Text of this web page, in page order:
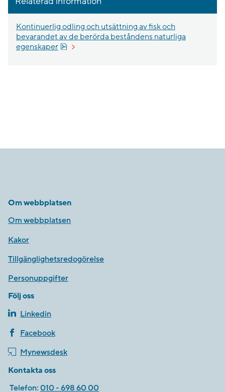
Kontinuerlig odling och utsättning av fisk och
bevarandet av de berörda beståndens naturliga
egenskaper
Pdf, 1.8 MB, öppnas i nytt fönster.
Om webbplatsen
Om webbplatsen
Kakor
Tillgänglighetsredogörelse
Personuppgifter
Följ oss
Linkedin
Facebook
Mynewsdesk
Kontakta oss
Telefon: 010 - 698 60 00